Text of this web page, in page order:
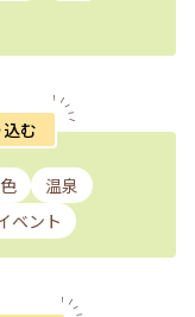
む
温泉
ベント